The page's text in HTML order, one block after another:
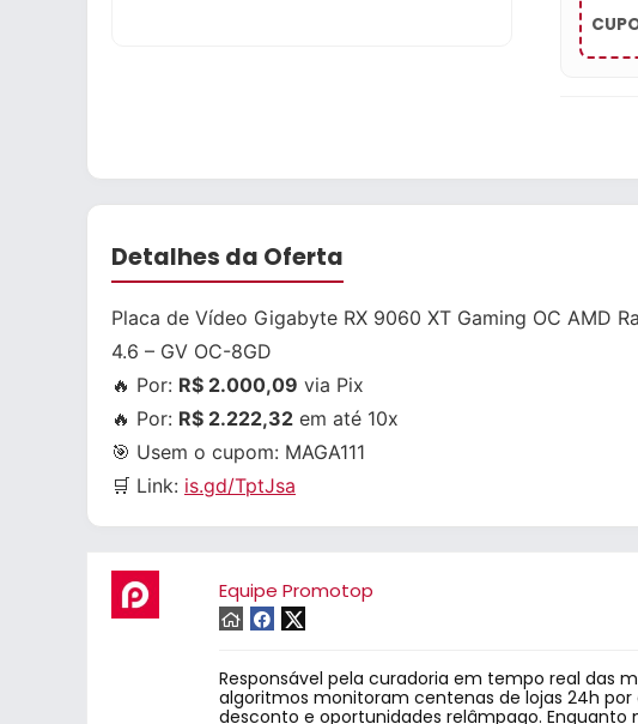
Detalhes da Oferta
Placa de Vídeo Gigabyte RX 9060 XT Gaming OC AMD
4.6 – GV OC-8GD
🔥 Por: R$ 2.000,09 via Pix
🔥 Por: R$ 2.222,32 em até 10x
🎯 Usem o cupom: MAGA111
🛒 Link: is.gd/TptJsa
Equipe Promotop
Responsável pela curadoria em tempo real das
algoritmos monitoram centenas de lojas 24h
desconto e oportunidades relâmpago.